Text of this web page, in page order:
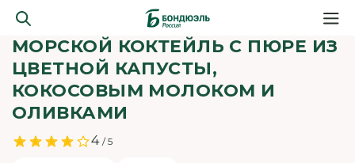
МОРСКОЙ КОКТЕЙЛЬ С ПЮРЕ ИЗ
ЦВЕТНОЙ КАПУСТЫ,
КОКОСОВЫМ МОЛОКОМ И
ОЛИВКАМИ
4 / 5